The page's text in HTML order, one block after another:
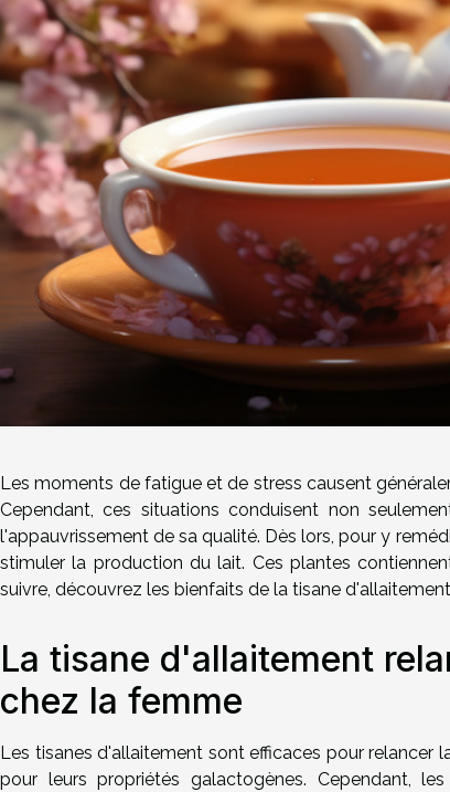
Les moments de fatigue et de stress causent
Cependant, ces situations conduisent non
l'appauvrissement de sa qualité. Dès lors, pour y
stimuler la production du lait. Ces plantes
suivre, découvrez les bienfaits de la tisane
La tisane d'allaitement
chez la femme
Les tisanes d'allaitement sont efficaces pour
pour leurs propriétés galactogènes. Cependant,